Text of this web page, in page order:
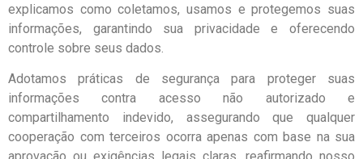
explicamos como coletamos, usamos e protegemos suas
informações, garantindo sua privacidade e oferecendo
controle sobre seus dados.
Adotamos práticas de segurança para proteger suas
informações contra acesso não autorizado e
compartilhamento indevido, assegurando que qualquer
cooperação com terceiros ocorra apenas com base na sua